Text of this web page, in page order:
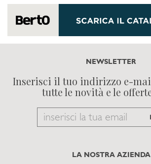
NEWSLETTER
Inserisci il tuo indirizzo e-
tutte le novità e le
Email
subscribe
LA NOSTRA AZIENDA